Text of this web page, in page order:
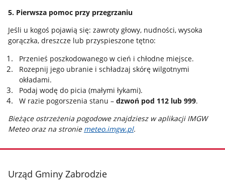
5. Pierwsza pomoc przy przegrzaniu
Jeśli u kogoś pojawią się: zawroty głowy, nudności, wysoka
gorączka, dreszcze lub przyspieszone tętno:
Przenieś poszkodowanego w cień i chłodne miejsce.
Rozepnij jego ubranie i schładzaj skórę wilgotnymi
okładami.
Podaj wodę do picia (małymi łykami).
W razie pogorszenia stanu – dzwoń pod 112 lub 999.
Bieżące ostrzeżenia pogodowe znajdziesz w aplikacji IMGW
Meteo oraz na stronie meteo.imgw.pl.
stopka
Urząd Gminy Zabrodzie